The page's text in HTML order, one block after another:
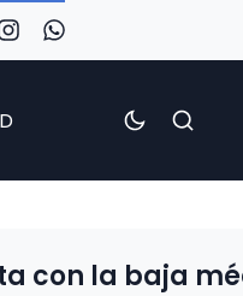
con la baja